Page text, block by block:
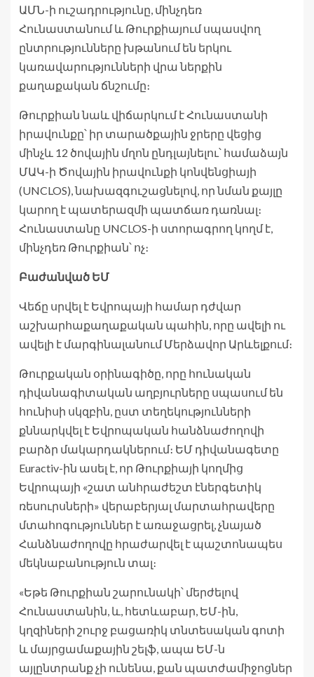
ԱՄՆ-ի ուշադրությունը, մինչդեռ
Հունաստանում և Թուրքիայում սպասվող
ընտրությունները խթանում են երկու
կառավարությունների վրա ներքին
քաղաքական ճնշումը։
Թուրքիան նաև վիճարկում է Հունաստանի
իրավունքը՝ իր տարածքային ջրերը վեցից
մինչև 12 ծովային մղոն ընդլայնելու՝ համաձայն
ՄԱԿ-ի Ծովային իրավունքի կոնվենցիայի
(UNCLOS), նախազգուշացնելով, որ նման քայլը
կարող է պատերազմի պատճառ դառնալ։
Հունաստանը UNCLOS-ի ստորագրող կողմ է,
մինչդեռ Թուրքիան՝ ոչ։
Բաժանված ԵՄ
Վեճը սրվել է Եվրոպայի համար դժվար
աշխարհաքաղաքական պահին, որը ավելի ու
ավելի է մարգինալանում Մերձավոր Արևելքում։
Թուրքական օրինագիծը, որը հունական
դիվանագիտական ​​աղբյուրները սպասում են
հունիսի սկզբին, ըստ տեղեկությունների
քննարկվել է Եվրոպական հանձնաժողովի
բարձր մակարդակներում։ ԵՄ դիվանագետը
Euractiv-ին ասել է, որ Թուրքիայի կողմից
Եվրոպայի «շատ անհրաժեշտ էներգետիկ
ռեսուրսների» վերաբերյալ մարտահրավերը
մտահոգություններ է առաջացրել, չնայած
Հանձնաժողովը հրաժարվել է պաշտոնապես
մեկնաբանություն տալ։
«Եթե Թուրքիան շարունակի՝ մերժելով
Հունաստանին, և, հետևաբար, ԵՄ-ին,
կղզիների շուրջ բացառիկ տնտեսական գոտի
և մայրցամաքային շելֆ, ապա ԵՄ-ն
այլընտրանք չի ունենա, քան պատժամիջոցներ